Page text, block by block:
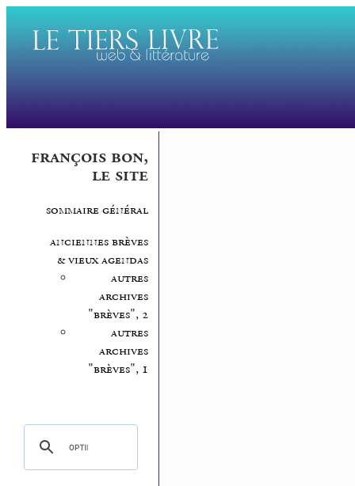
françois bon,
le site
sommaire général
anciennes brèves
& vieux agendas
autres
archives
"brèves", 2
autres
archives
"brèves", 1